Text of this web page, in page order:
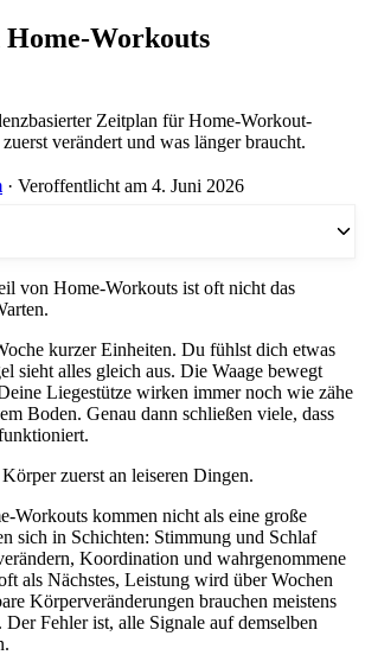
Home-Workouts
Zeitplan für Home-Workout-
verändert und was länger braucht.
· Veroffentlicht am 4. Juni 2026
von Home-Workouts ist oft nicht das
kurzer Einheiten. Du fühlst dich etwas
sieht alles gleich aus. Die Waage bewegt
Liegestütze wirken immer noch wie zähe
Boden. Genau dann schließen viele, dass
zuerst an leiseren Dingen.
Workouts kommen nicht als eine große
sich in Schichten: Stimmung und Schlaf
Koordination und wahrgenommene
als Nächstes, Leistung wird über Wochen
Körperveränderungen brauchen meistens
Fehler ist, alle Signale auf demselben